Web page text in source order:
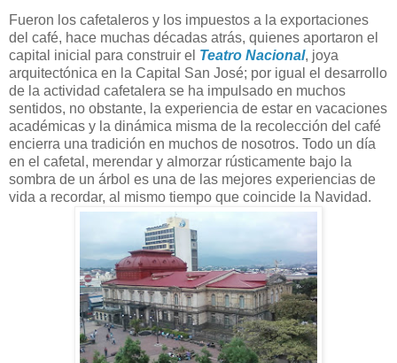
Fueron los cafetaleros y los impuestos a la exportaciones
del café, hace muchas décadas atrás, quienes aportaron el
capital inicial para construir el Teatro Nacional, joya
arquitectónica en la Capital San José; por igual el desarrollo
de la actividad cafetalera se ha impulsado en muchos
sentidos, no obstante, la experiencia de estar en vacaciones
académicas y la dinámica misma de la recolección del café
encierra una tradición en muchos de nosotros. Todo un día
en el cafetal, merendar y almorzar rústicamente bajo la
sombra de un árbol es una de las mejores experiencias de
vida a recordar, al mismo tiempo que coincide la Navidad.